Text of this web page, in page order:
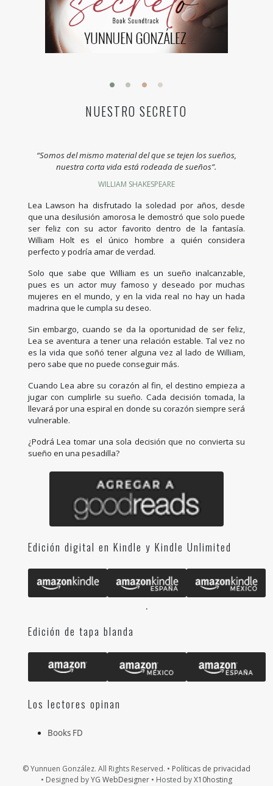
NUESTRO SECRETO
“Somos del mismo material del que se tejen los sueños,
nuestra corta vida está rodeada de sueños”.
WILLIAM SHAKESPEARE
Lea Lawson ha disfrutado la soledad por años, desde
que una desilusión amorosa le demostró que solo puede
ser feliz con su actor favorito dentro de la fantasía.
William Holt es el único hombre a quién considera
perfecto y podría amar de verdad.
Solo que sabe que William es un sueño inalcanzable,
pues es un actor muy famoso y deseado por muchas
mujeres en el mundo, y en la vida real no hay un hada
madrina que le cumpla su deseo.
Sin embargo, cuando se da la oportunidad de ser feliz,
Lea se aventura a tener una relación estable. Tal vez no
es la vida que soñó tener alguna vez al lado de William,
pero sabe que no puede conseguir más.
Cuando Lea abre su corazón al fin, el destino empieza a
jugar con cumplirle su sueño. Cada decisión tomada, la
llevará por una espiral en donde su corazón siempre será
vulnerable.
¿Podrá Lea tomar una sola decisión que no convierta su
sueño en una pesadilla?
Edición digital en Kindle y Kindle Unlimited
.
Edición de tapa blanda
Los lectores opinan
Books FD
© Yunnuen González. All Rights Reserved. • Políticas de privacidad
• Designed byYG WebDesigner • Hosted byX10hosting